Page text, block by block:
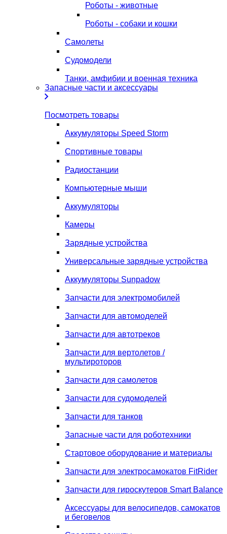
Роботы - животные
Роботы - собаки и кошки
Самолеты
Судомодели
Танки, амфибии и военная техника
Запасные части и аксессуары
Посмотреть товары
Аккумуляторы Speed Storm
Спортивные товары
Радиостанции
Компьютерные мыши
Аккумуляторы
Камеры
Зарядные устройства
Универсальные зарядные устройства
Аккумуляторы Sunpadow
Запчасти для электромобилей
Запчасти для автомоделей
Запчасти для автотреков
Запчасти для вертолетов /
мультироторов
Запчасти для самолетов
Запчасти для судомоделей
Запчасти для танков
Запасные части для роботехники
Стартовое оборудование и материалы
Запчасти для электросамокатов FitRider
Запчасти для гироскутеров Smart Balance
Аксессуары для велосипедов, самокатов
и беговелов